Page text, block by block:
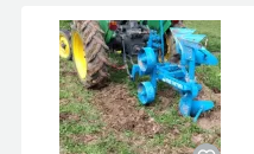
Servicii
Animale de companie
Afaceri și
Inchiriere Bunuri si
Utilaje agricole si
Piese auto si accesorii
Dacia Duster